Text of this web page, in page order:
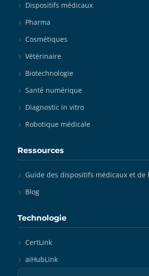
Dispositifs médicaux
Pharma
Cosmétiques
Vétérinaire
Biotechnologie
Santé numérique
Diagnostic in vitro
Robotique médicale
Ressources
Guide des dispositifs médicaux et de
Blog
Technologie
CertLink
aiHubLink